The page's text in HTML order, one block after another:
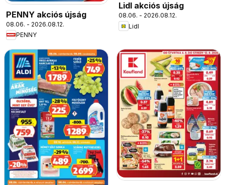
PENNY akciós újság
08.06. - 2026.08.12.
PENNY
Lidl akciós újság
08.06. - 2026.08.12.
Lidl